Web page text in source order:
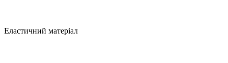
Еластичний матеріал